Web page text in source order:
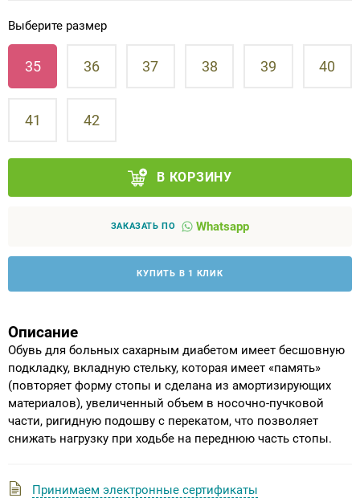
Выберите размер
35 36 37 38 39 40
41 42
В КОРЗИНУ
ЗАКАЗАТЬ ПО Whatsapp
КУПИТЬ В 1 КЛИК
Описание
Обувь для больных сахарным диабетом имеет бесшовную
подкладку, вкладную стельку, которая имеет «память»
(повторяет форму стопы и сделана из амортизирующих
материалов), увеличенный объем в носочно-пучковой
части, ригидную подошву с перекатом, что позволяет
снижать нагрузку при ходьбе на переднюю часть стопы.
Принимаем электронные сертификаты
Аппараты на суставы
Санитарные приспособления для
инвалидов
ОПОРЫ, ВЕРТИКАЛИЗАТОРЫ, Оборудование
Одежда ортопедическая (адаптивная) для
Индивидуальное изготовление